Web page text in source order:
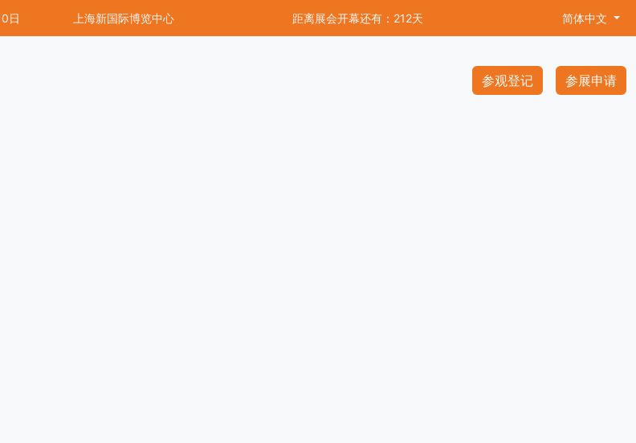
日 上海新国际博览中心 距离展会开幕还有：212天 简体中文
参观登记 参展申请